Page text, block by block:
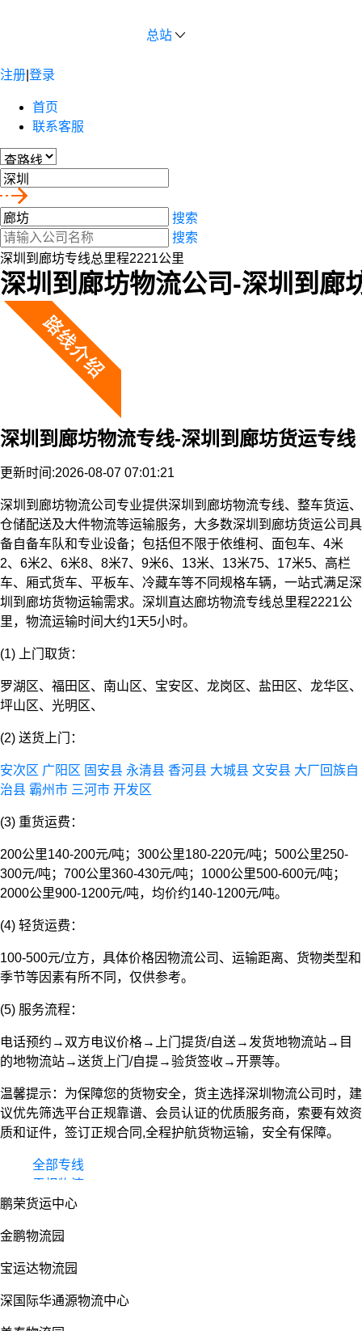
总站
注册 登录
首页
联系客服
搜索
搜索
深圳到廊坊专线总里程2221公里
深圳到廊坊物流公司-深圳到廊
深圳到廊坊物流专线-深圳到廊坊货运专线
更新时间:2026-08-07 07:01:21
深圳到廊坊物流公司专业提供深圳到廊坊物流专线、整车货运、
仓储配送及大件物流等运输服务，大多数深圳到廊坊货运公司具
备自备车队和专业设备；包括但不限于依维柯、面包车、4米
2、6米2、6米8、8米7、9米6、13米、13米75、17米5、高栏
车、厢式货车、平板车、冷藏车等不同规格车辆，一站式满足深
圳到廊坊货物运输需求。深圳直达廊坊物流专线总里程2221公
里，物流运输时间大约1天5小时。
(1) 上门取货：
罗湖区、福田区、南山区、宝安区、龙岗区、盐田区、龙华区、
坪山区、光明区、
(2) 送货上门：
安次区 广阳区 固安县 永清县 香河县 大城县 文安县 大厂回族自
治县 霸州市 三河市 开发区
(3) 重货运费：
200公里140-200元/吨；300公里180-220元/吨；500公里250-
300元/吨；700公里360-430元/吨；1000公里500-600元/吨；
2000公里900-1200元/吨，均价约140-1200元/吨。
(4) 轻货运费：
100-500元/立方，具体价格因物流公司、运输距离、货物类型和
季节等因素有所不同，仅供参考。
(5) 服务流程：
电话预约→双方电议价格→上门提货/自送→发货地物流站→目
的地物流站→送货上门/自提→验货签收→开票等。
温馨提示：为保障您的货物安全，货主选择深圳物流公司时，建
议优先筛选平台正规靠谱、会员认证的优质服务商，索要有效资
质和证件，签订正规合同,全程护航货物运输，安全有保障。
全部专线
零担物流
整车货运
鹏荣货运中心
金鹏物流园
宝运达物流园
深国际华通源物流中心